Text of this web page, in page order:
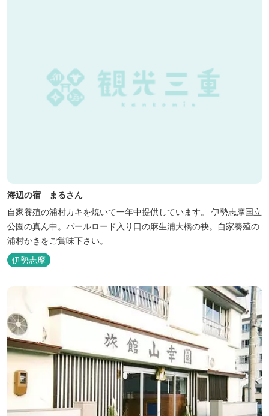
海辺の宿 まるさん
自家養殖の浦村カキを焼いて一年中提供しています。 伊勢志摩国立
公園の真ん中。パールロード入り口の麻生浦大橋の袂。自家養殖の
浦村かきをご賞味下さい。
伊勢志摩